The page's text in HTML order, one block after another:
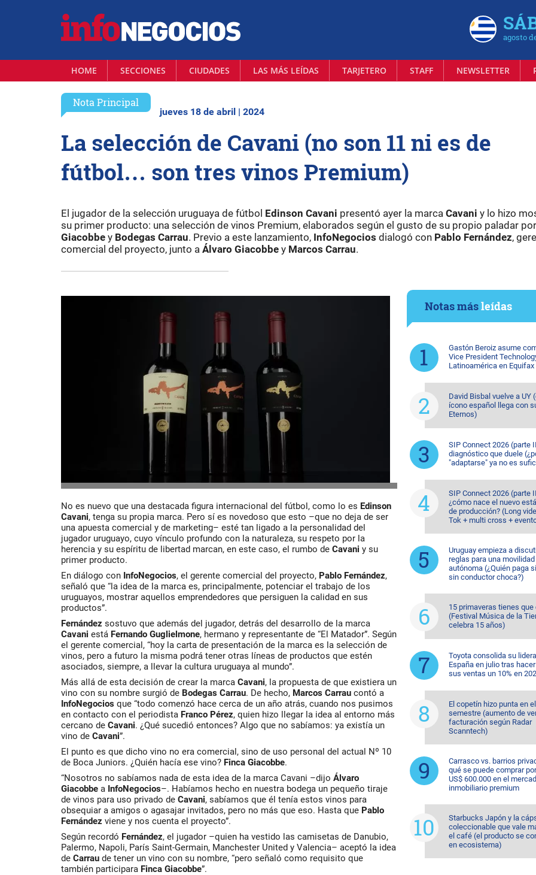
agosto
HOME SECCIONES CIUDADES LAS MÁS LEÍDAS TARJETERO STAFF NEWSLETTER
Nota Principal
jueves 18 de abril | 2024
La selección de Cavani (no son 11 ni es de
fútbol… son tres vinos Premium)
El jugador de la selección uruguaya de fútbol Edinson Cavani presentó ayer la marca Cavani y lo hizo
su primer producto: una selección de vinos Premium, elaborados según el gusto de su propio paladar por
Giacobbe y Bodegas Carrau. Previo a este lanzamiento, InfoNegocios dialogó con Pablo Fernández,
comercial del proyecto, junto a Álvaro Giacobbe y Marcos Carrau.
No es nuevo que una destacada figura internacional del fútbol, como lo es Edinson
Cavani, tenga su propia marca. Pero sí es novedoso que esto –que no deja de ser
una apuesta comercial y de marketing– esté tan ligado a la personalidad del
jugador uruguayo, cuyo vínculo profundo con la naturaleza, su respeto por la
herencia y su espíritu de libertad marcan, en este caso, el rumbo de Cavani y su
primer producto.
En diálogo con InfoNegocios, el gerente comercial del proyecto, Pablo Fernández,
señaló que “la idea de la marca es, principalmente, potenciar el trabajo de los
uruguayos, mostrar aquellos emprendedores que persiguen la calidad en sus
productos”.
Fernández sostuvo que además del jugador, detrás del desarrollo de la marca
Cavani está Fernando Guglielmone, hermano y representante de “El Matador”. Según
el gerente comercial, “hoy la carta de presentación de la marca es la selección de
vinos, pero a futuro la misma podrá tener otras líneas de productos que estén
asociados, siempre, a llevar la cultura uruguaya al mundo”.
Más allá de esta decisión de crear la marca Cavani, la propuesta de que existiera un
vino con su nombre surgió de Bodegas Carrau. De hecho, Marcos Carrau contó a
InfoNegocios que “todo comenzó hace cerca de un año atrás, cuando nos pusimos
en contacto con el periodista Franco Pérez, quien hizo llegar la idea al entorno más
cercano de Cavani. ¿Qué sucedió entonces? Algo que no sabíamos: ya existía un
vino de Cavani”.
El punto es que dicho vino no era comercial, sino de uso personal del actual Nº 10
de Boca Juniors. ¿Quién hacía ese vino? Finca Giacobbe.
“Nosotros no sabíamos nada de esta idea de la marca Cavani –dijo Álvaro
Giacobbe a InfoNegocios–. Habíamos hecho en nuestra bodega un pequeño tiraje
de vinos para uso privado de Cavani, sabíamos que él tenía estos vinos para
obsequiar a amigos o agasajar invitados, pero no más que eso. Hasta que Pablo
Fernández viene y nos cuenta el proyecto”.
Según recordó Fernández, el jugador –quien ha vestido las camisetas de Danubio,
Palermo, Napoli, París Saint-Germain, Manchester United y Valencia– aceptó la idea
de Carrau de tener un vino con su nombre, “pero señaló como requisito que
también participara Finca Giacobbe”.
Notas másleídas
Gastón Beroiz asume
Vice President
Latinoamérica en Equifax
David Bisbal vuelve a UY
ícono español llega con
Eternos)
SIP Connect 2026 (parte
diagnóstico que duele
"adaptarse" ya no es
SIP Connect 2026 (parte
¿cómo nace el nuevo
de producción? (Long
Tok + multi cross +
Uruguay empieza a
reglas para una movilidad
autónoma (¿Quién paga
sin conductor choca?)
15 primaveras tienes que
(Festival Música de la
celebra 15 años)
Toyota consolida su
España en julio tras
sus ventas un 10% en
El copetín hizo punta en
semestre (aumento de
facturación según Radar
Scanntech)
Carrasco vs. barrios
qué se puede comprar
US$ 600.000 en el
inmobiliario premium
Starbucks Japón y la
coleccionable que vale
el café (el producto se
en ecosistema)